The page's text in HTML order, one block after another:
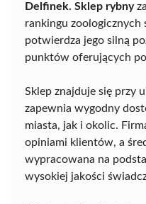
Delfinek. Sklep rybny
rankingu zoologicznych
potwierdza jego silną
punktów oferujących
Sklep znajduje się przy
zapewnia wygodny
miasta, jak i okolic.
opiniami klientów, a
wypracowana na
wysokiej jakości